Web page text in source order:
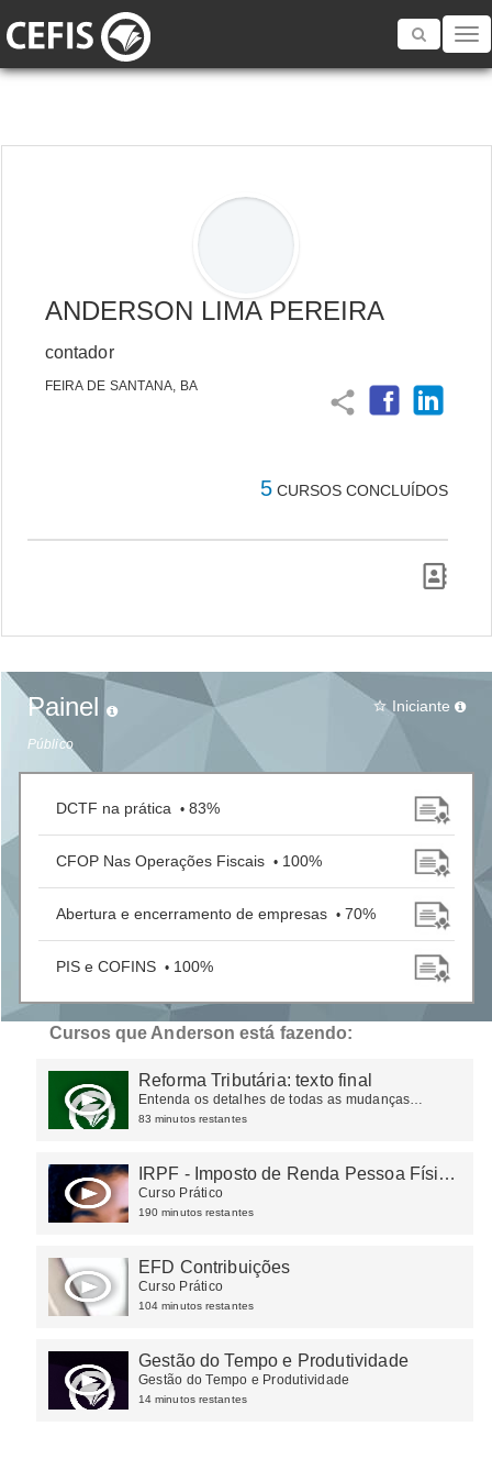
Toggle
ANDERSON LIMA PEREIRA
contador
FEIRA DE SANTANA, BA
share
5 CURSOS CONCLUÍDOS
Painel
Público
star_border Iniciante
DCTF na prática • 83%
CFOP Nas Operações Fiscais • 100%
Abertura e encerramento de empresas • 70%
PIS e COFINS • 100%
Cursos que Anderson está fazendo:
Reforma Tributária: texto final
Entenda os detalhes de todas as mudanças
ocorridas na tributação do consumo
83 minutos restantes
IRPF - Imposto de Renda Pessoa Física
2023
Curso Prático
190 minutos restantes
EFD Contribuições
Curso Prático
104 minutos restantes
Gestão do Tempo e Produtividade
Gestão do Tempo e Produtividade
14 minutos restantes